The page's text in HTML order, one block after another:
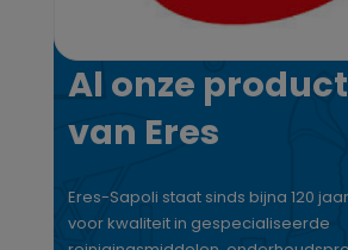
Al onze
van Eres
Eres-Sapoli staat sinds bijna 120
voor kwaliteit in gespecialiseerde